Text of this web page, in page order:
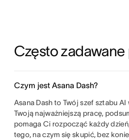
Często
Czym jest Asana Dash?
Asana Dash to Twój szef sztabu AI
Twoją najważniejszą pracę,
pomaga Ci rozpocząć każdy
tego, na czym się skupić, bez